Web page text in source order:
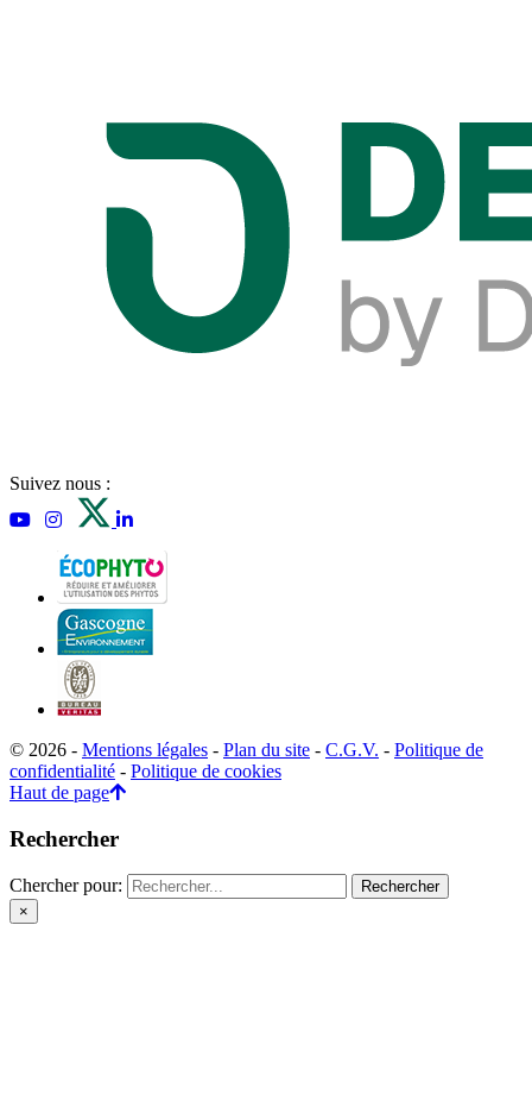
Suivez nous :
© 2026 - Mentions légales - Plan du site - C.G.V. - Politique de
confidentialité - Politique de cookies
Haut de page
Rechercher
Chercher pour:
×